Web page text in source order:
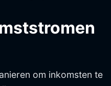
om inkomsten te